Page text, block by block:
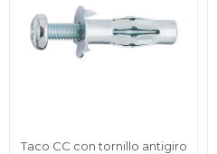
Taco CC con tornillo antigiro